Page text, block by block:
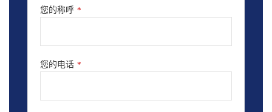
您的称呼 *
您的电话 *